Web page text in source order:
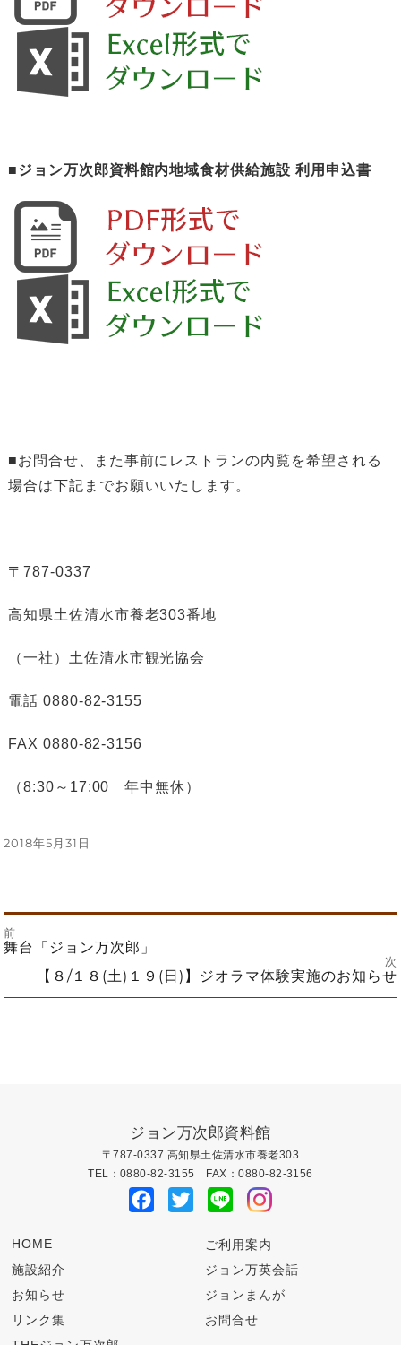
■ジョン万次郎資料館内地域食材供給施設 利用申込書
■お問合せ、また事前にレストランの内覧を希望される
場合は下記までお願いいたします。
〒787-0337
高知県土佐清水市養老303番地
（一社）土佐清水市観光協会
電話 0880-82-3155
FAX 0880-82-3156
（8:30～17:00 年中無休）
投
2018年5月31日
投
ン
前
前
の
舞台「ジョン万次郎」
次
投
【８/１８(土)１９(日)】ジオラマ体験実施のお知らせ
ジョン万次郎資料館
〒787-0337 高知県土佐清水市養老303
TEL：0880-82-3155 FAX：0880-82-3156
Facebook
Twitter Line
HOME
ご利用案内
施設紹介
ジョン万英会話
お知らせ
ジョンまんが
リンク集
お問合せ